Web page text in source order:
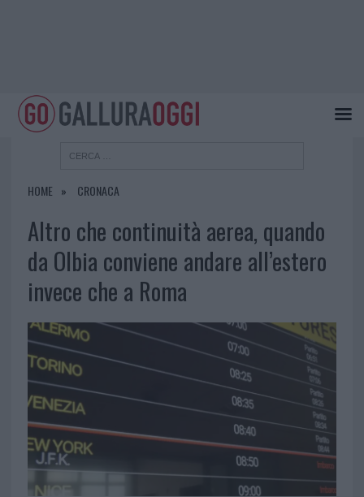
HOME CRONACA
Altro che continuità aerea, quando
da Olbia conviene andare all’estero
invece che a Roma